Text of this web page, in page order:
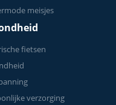
meisjes
fietsen
verzorging